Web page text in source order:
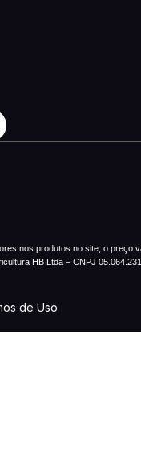
nos produtos no site, o preço
HB Ltda – CNPJ
de Uso